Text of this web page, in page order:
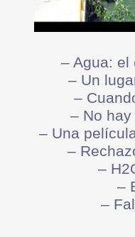
– Agua: el
– Un
–
– No
– Una
–
–
–
–